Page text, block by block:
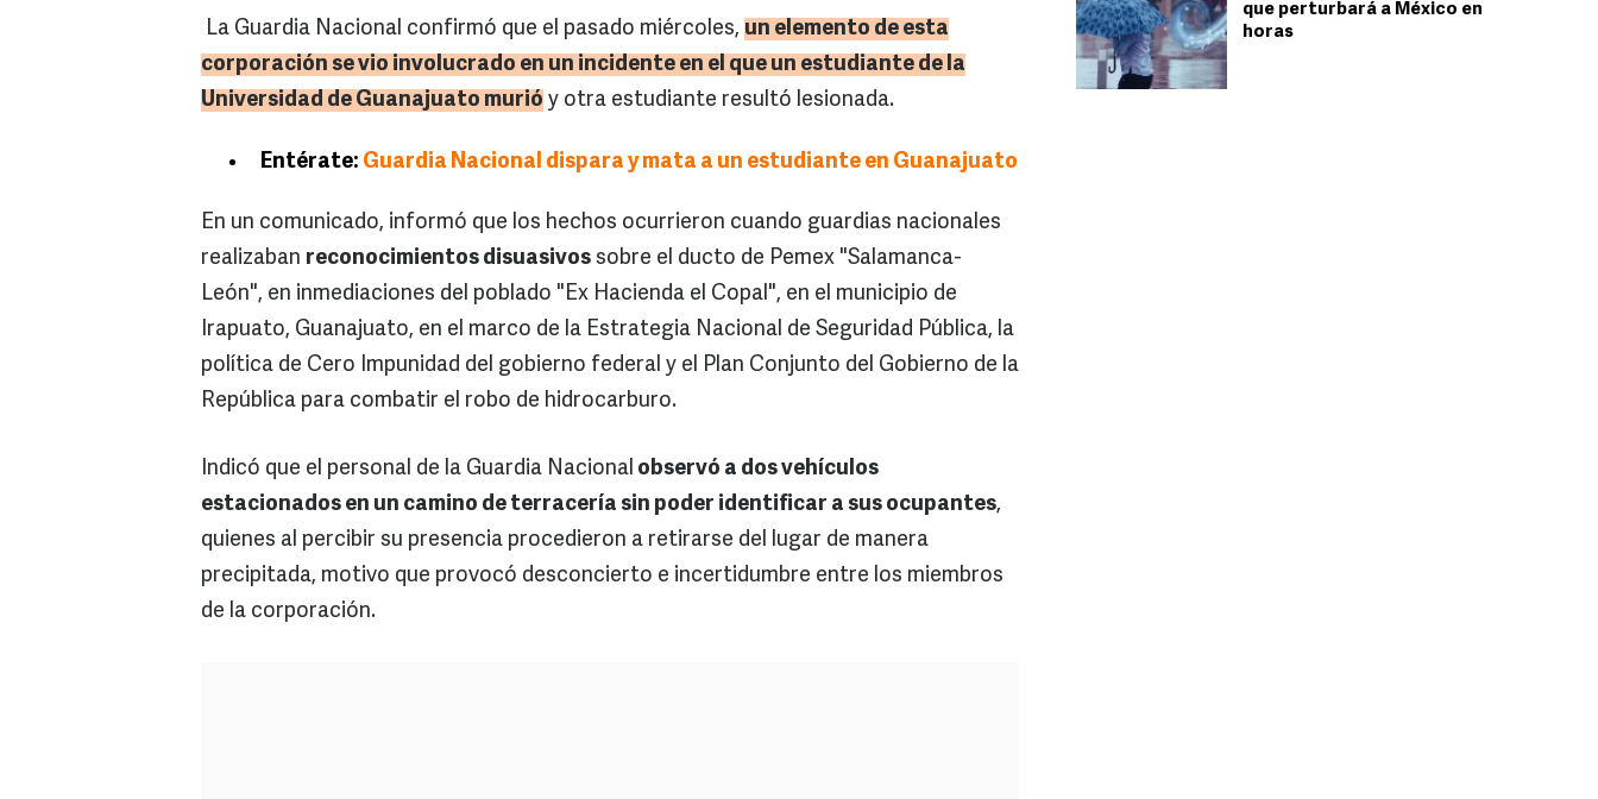
que perturbará a México en
horas
La Guardia Nacional confirmó que el pasado miércoles, un elemento de esta
corporación se vio involucrado en un incidente en el que un estudiante de la
Universidad de Guanajuato murió y otra estudiante resultó lesionada.
Entérate: Guardia Nacional dispara y mata a un estudiante en Guanajuato
En un comunicado, informó que los hechos ocurrieron cuando guardias nacionales
realizaban reconocimientos disuasivos sobre el ducto de Pemex "Salamanca-
León", en inmediaciones del poblado "Ex Hacienda el Copal", en el municipio de
Irapuato, Guanajuato, en el marco de la Estrategia Nacional de Seguridad Pública, la
política de Cero Impunidad del gobierno federal y el Plan Conjunto del Gobierno de la
República para combatir el robo de hidrocarburo.
Indicó que el personal de la Guardia Nacional observó a dos vehículos
estacionados en un camino de terracería sin poder identificar a sus ocupantes,
quienes al percibir su presencia procedieron a retirarse del lugar de manera
precipitada, motivo que provocó desconcierto e incertidumbre entre los miembros
de la corporación.